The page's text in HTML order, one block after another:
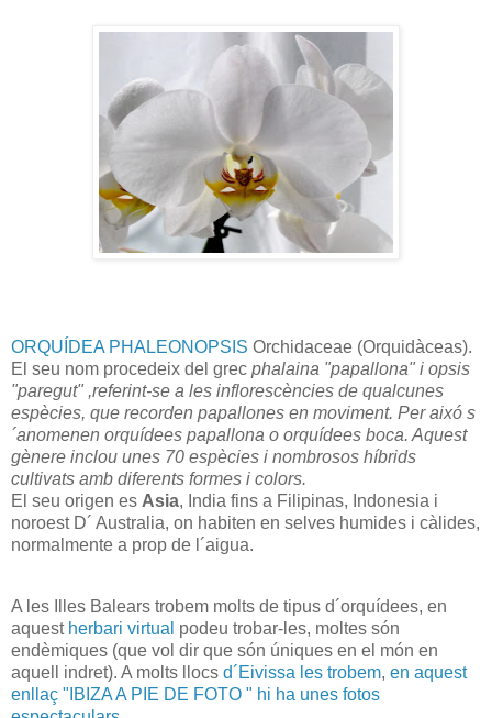
ORQUÍDEA PHALEONOPSIS Orchidaceae (Orquidàceas).
El seu nom procedeix del grec phalaina "papallona" i opsis
"paregut" ,referint-se a les inflorescències de qualcunes
espècies, que recorden papallones en moviment. Per aixó s
´anomenen orquídees papallona o orquídees boca. Aquest
gènere inclou unes 70 espècies i nombrosos híbrids
cultivats amb diferents formes i colors.
El seu origen es Asia, India fins a Filipinas, Indonesia i
noroest D´ Australia, on habiten en selves humides i càlides,
normalmente a prop de l´aigua.
A les Illes Balears trobem molts de tipus d´orquídees, en
aquest herbari virtual podeu trobar-les, moltes són
endèmiques (que vol dir que són úniques en el món en
aquell indret). A molts llocs d´Eivissa les trobem, en aquest
enllaç "IBIZA A PIE DE FOTO " hi ha unes fotos